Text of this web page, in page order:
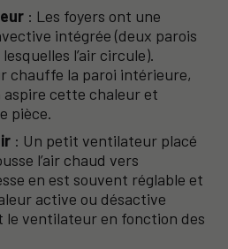
: Les foyers ont une
intégrée (deux parois
l’air circule).
chauffe la paroi intérieure,
aspire cette chaleur et
pièce.
: Un petit ventilateur placé
l’air chaud vers
en est souvent réglable et
active ou désactive
le ventilateur en fonction des